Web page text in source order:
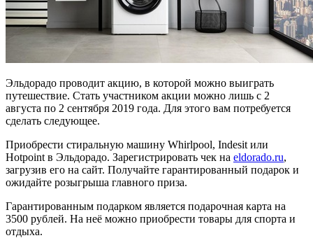
Эльдорадо проводит акцию, в которой можно выиграть
путешествие. Стать участником акции можно лишь с 2
августа по 2 сентября 2019 года. Для этого вам потребуется
сделать следующее.
Приобрести стиральную машину Whirlpool, Indesit или
Hotpoint в Эльдорадо. Зарегистрировать чек на eldorado.ru,
загрузив его на сайт. Получайте гарантированный подарок и
ожидайте розыгрыша главного приза.
Гарантированным подарком является подарочная карта на
3500 рублей. На неё можно приобрести товары для спорта и
отдыха.